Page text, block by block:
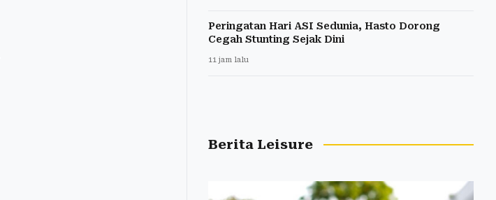
Peringatan Hari ASI Sedunia, Hasto Dorong
Cegah Stunting Sejak Dini
11 jam lalu
Berita Leisure